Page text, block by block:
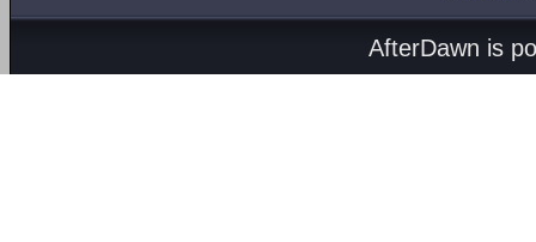
AfterDawn is